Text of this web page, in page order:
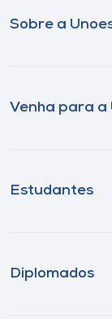
Sobre a
Venha para a
Estudantes
Diplomados